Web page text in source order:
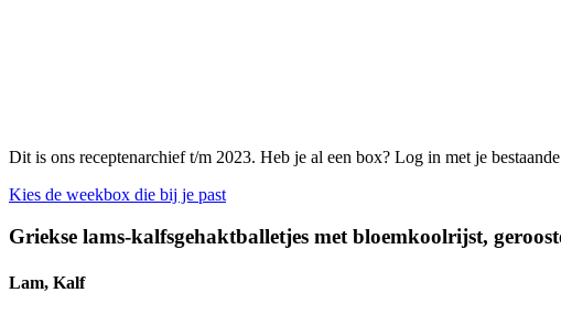
Dit is ons receptenarchief t/m 2023. Heb je al een box? Log in met je
Kies de weekbox die bij je past
Griekse lams-kalfsgehaktballetjes met bloemkoolrijst,
Lam, Kalf